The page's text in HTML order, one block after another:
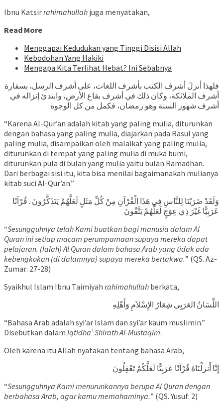
Ibnu Katsirrahimahullah juga menyatakan,
Read More
Menggapai Kedudukan yang Tinggi Disisi Allah
Kebodohan Yang Hakiki
Mengapa Kita Terlihat Hebat? Ini Sebabnya
فلهذا أنزلَ أشرف الكتب بأشرف اللغات، على أشرف الرسل، بسفارة
أشرف الملائكة، وكان ذلك في أشرف بقاع الأرض، وابتدئ إنزاله في
أشرف شهور السنة وهو رمضان، فكمل من كل الوجوه
“Karena Al-Qur’an adalah kitab yang paling mulia, diturunkan
dengan bahasa yang paling mulia, diajarkan pada Rasul yang
paling mulia, disampaikan oleh malaikat yang paling mulia,
diturunkan di tempat yang paling mulia di muka bumi,
diturunkan pula di bulan yang mulia yaitu bulan Ramadhan.
Dari berbagai sisi itu, kita bisa menilai bagaimanakah mulianya
kitab suci Al-Qur’an.”
وَلَقَدْ ضَرَبْنَا لِلنَّاسِ فِي هَذَا الْقُرْآنِ مِنْ كُلِّ مَثَلٍ لَعَلَّهُمْ يَتَذَكَّرُونَ . قُرْآنًا
عَرَبِيًّا غَيْرَ ذِي عِوَجٍ لَعَلَّهُمْ يَتَّقُونَ
“Sesungguhnya telah Kami buatkan bagi manusia dalam Al
Quran ini setiap macam perumpamaan supaya mereka dapat
pelajaran. (Ialah) Al Quran dalam bahasa Arab yang tidak ada
kebengkokan (di dalamnya) supaya mereka bertakwa.” (QS. Az-
Zumar: 27-28)
Syaikhul Islam Ibnu Taimiyah rahimahullah berkata,
اللِّسَانُ العَرَبِي شِعَارُ الإِسْلاَمِ وَأَهْلِهِ
“Bahasa Arab adalah syi’ar Islam dan syi’ar kaum muslimin.”
Disebutkan dalam Iqtidha’ Shirath Al-Mustaqim.
Oleh karena itu Allah nyatakan tentang bahasa Arab,
إِنَّا أَنزلْنَاهُ قُرْآنًا عَرَبِيًّا لَعَلَّكُمْ تَعْقِلُونَ
“Sesungguhnya Kami menurunkannya berupa Al Quran dengan
berbahasa Arab, agar kamu memahaminya.” (QS. Yusuf: 2)